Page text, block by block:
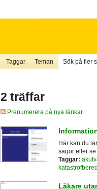
Taggar Teman Sök på fler
2 träffar
Prenumerera på nya länkar
Här kan du
sagor eller se
Taggar:
Läkare